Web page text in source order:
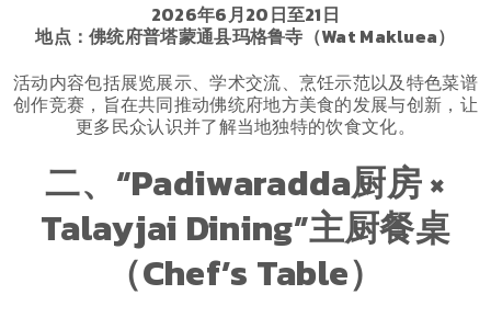
2026年6月20日至21日
地点：佛统府普塔蒙通县玛格鲁寺（Wat Makluea）
活动内容包括展览展示、学术交流、烹饪示范以及特色菜谱
创作竞赛，旨在共同推动佛统府地方美食的发展与创新，让
更多民众认识并了解当地独特的饮食文化。
二、“Padiwaradda厨房 ×
Talayjai Dining”主厨餐桌
（Chef’s Table）